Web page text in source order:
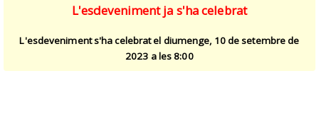
L'esdeveniment ja s'ha celebrat
L'esdeveniment s'ha celebrat el diumenge, 10 de setembre de
2023 a les 8:00